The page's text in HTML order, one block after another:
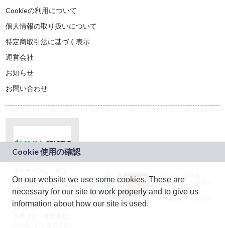
Cookieの利用について
個人情報の取り扱いについて
特定商取引法に基づく表示
運営会社
お知らせ
お問い合わせ
ドコモグループの新
規事業創出プログラ
ム「docomo
STARTUP」を通じて
JASRAC許諾番号：
9024936001Y45037
JASRAC許諾番号：
On our website we use some cookies. These are
necessary for our site to work properly and to give us
information about how our site is used.